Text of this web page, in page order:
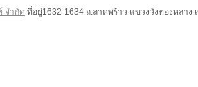
จำกัด ที่อยู่1632-1634 ถ.ลาดพร้าว แขวงวังทองหลาง